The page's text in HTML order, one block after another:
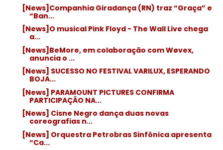
[News]Companhia Giradança (RN) traz “Graça” e
“Ban...
[News]O musical Pink Floyd - The Wall Live chega
a...
[News]BeMore, em colaboração com Wøvex,
anuncia o ...
[News] SUCESSO NO FESTIVAL VARILUX, ESPERANDO
BOJA...
[News] PARAMOUNT PICTURES CONFIRMA
PARTICIPAÇÃO NA...
[News] Cisne Negro dança duas novas
coreografias n...
[News] Orquestra Petrobras Sinfônica apresenta
“Ca...